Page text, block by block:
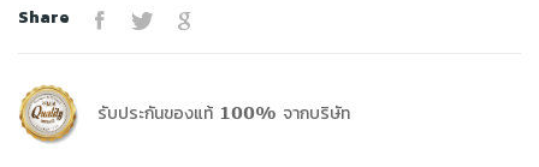
Share
รับประกันของแท้ 100% จากบริษัท